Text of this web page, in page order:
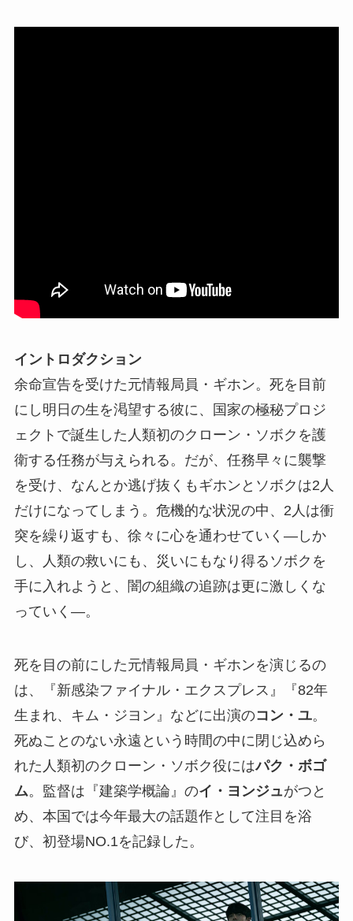
イントロダクション
余命宣告を受けた元情報局員・ギホン。死を目前
にし明日の生を渇望する彼に、国家の極秘プロジ
ェクトで誕生した人類初のクローン・ソボクを護
衛する任務が与えられる。だが、任務早々に襲撃
を受け、なんとか逃げ抜くもギホンとソボクは2人
だけになってしまう。危機的な状況の中、2人は衝
突を繰り返すも、徐々に心を通わせていく―しか
し、人類の救いにも、災いにもなり得るソボクを
手に入れようと、闇の組織の追跡は更に激しくな
っていく―。
死を目の前にした元情報局員・ギホンを演じるの
は、『新感染ファイナル・エクスプレス』『82年
生まれ、キム・ジヨン』などに出演のコン・ユ。
死ぬことのない永遠という時間の中に閉じ込めら
れた人類初のクローン・ソボク役にはパク・ボゴ
ム。監督は『建築学概論』のイ・ヨンジュがつと
め、本国では今年最大の話題作として注目を浴
び、初登場NO.1を記録した。